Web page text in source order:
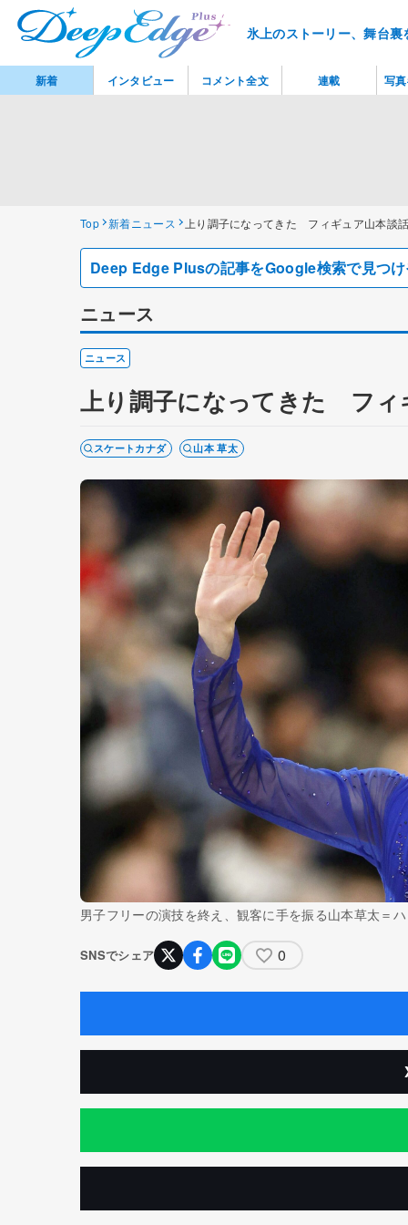
氷上のストーリー、舞台
Top 新着ニュース 上り調子になってきた フィギュア山本談
Deep Edge Plusの記事をGoogle検索で見つ
ニュース
ニュース
上り調子になってきた フィ
スケートカナダ 山本 草太
男子フリーの演技を終え、観客に手を振る山本草太＝
SNSでシェア 0
新着 インタビュー コメント全文 連載 写